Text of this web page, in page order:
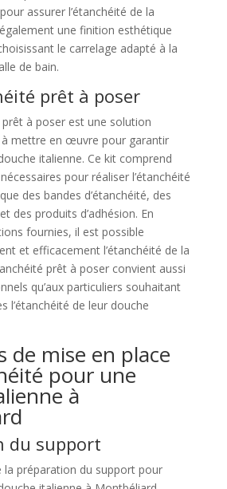
assurer l’étanchéité de la
une finition esthétique
le carrelage adapté à la
de bain.
prêt à poser
prêt à poser est une solution
mettre en œuvre pour garantir
italienne. Ce kit comprend
pour réaliser l’étanchéité
des bandes d’étanchéité, des
des produits d’adhésion. En
fournies, il est possible
et efficacement l’étanchéité de la
prêt à poser convient aussi
qu’aux particuliers souhaitant
l’étanchéité de leur douche
de mise en place
pour une
à
du support
la préparation du support pour